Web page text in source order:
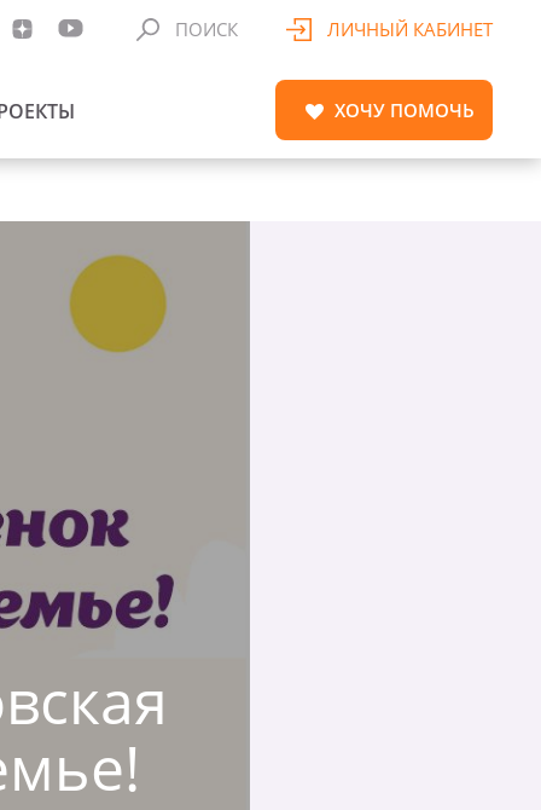
ПОИСК ЛИЧНЫЙ КАБИНЕТ
ХОЧУ ПОМОЧЬ